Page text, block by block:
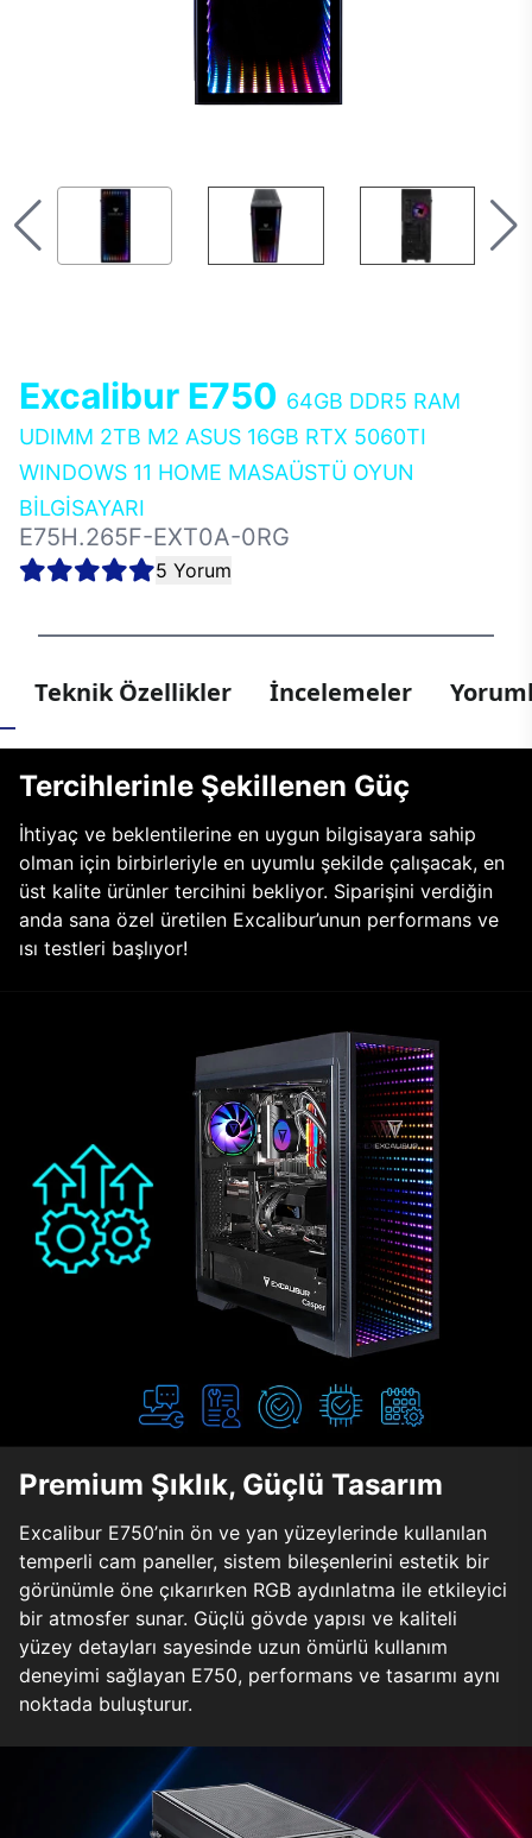
Excalibur E750 64GB DDR5 RAM
UDIMM 2TB M2 ASUS 16GB RTX 5060TI
WINDOWS 11 HOME MASAÜSTÜ OYUN
BİLGİSAYARI
E75H.265F-EXT0A-0RG
5 Yorum
Teknik Özellikler İncelemeler
Tercihlerinle Şekillenen Güç
İhtiyaç ve beklentilerine en uygun bilgisayara sahip
olman için birbirleriyle en uyumlu şekilde çalışacak, en
üst kalite ürünler tercihini bekliyor. Siparişini verdiğin
anda sana özel üretilen Excalibur’unun performans ve
ısı testleri başlıyor!
Premium Şıklık, Güçlü Tasarım
Excalibur E750’nin ön ve yan yüzeylerinde kullanılan
temperli cam paneller, sistem bileşenlerini estetik bir
görünümle öne çıkarırken RGB aydınlatma ile etkileyici
bir atmosfer sunar. Güçlü gövde yapısı ve kaliteli
yüzey detayları sayesinde uzun ömürlü kullanım
deneyimi sağlayan E750, performans ve tasarımı aynı
noktada buluşturur.